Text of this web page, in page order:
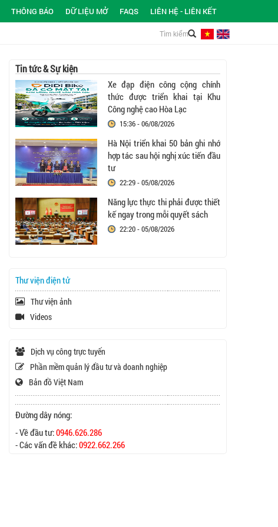
THÔNG BÁO DỮ LIỆU MỞ FAQS LIÊN HỆ - LIÊN KẾT
Tin tức & Sự kiện
Xe đạp điện công cộng chính
thức được triển khai tại Khu
Công nghệ cao Hòa Lạc
15:36 - 06/08/2026
Hà Nội triển khai 50 bản ghi nhớ
hợp tác sau hội nghị xúc tiến đầu
tư
22:29 - 05/08/2026
Năng lực thực thi phải được thiết
kế ngay trong mỗi quyết sách
22:20 - 05/08/2026
Thư viện điện tử
Thư viện ảnh
Videos
Dịch vụ công trực tuyến
Phần mềm quản lý đầu tư và doanh nghiệp
Bản đồ Việt Nam
Đường dây nóng:
- Về đầu tư:0946.626.286
- Các vấn đề khác:0922.662.266